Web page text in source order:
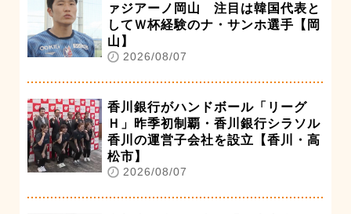
ァジアーノ岡山 注目は韓国代表と
してＷ杯経験のナ・サンホ選手【岡
山】
2026/08/07
香川銀行がハンドボール「リーグ
Ｈ」昨季初制覇・香川銀行シラソル
香川の運営子会社を設立【香川・高
松市】
2026/08/07